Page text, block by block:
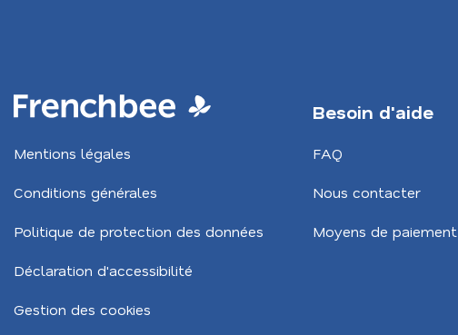
Footer
Navigation
CA
Mentions légales
Conditions générales
Politique de protection des données
Déclaration d'accessibilité
Gestion des cookies
Besoin d'aide
FAQ
Nous contacter
Moyens de paiement